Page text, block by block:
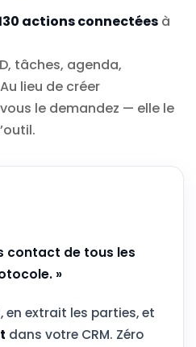
actions connectées à
tâches, agenda,
lieu de créer
le demandez — elle le
contact de tous les
»
en extrait les parties, et
dans votre CRM. Zéro